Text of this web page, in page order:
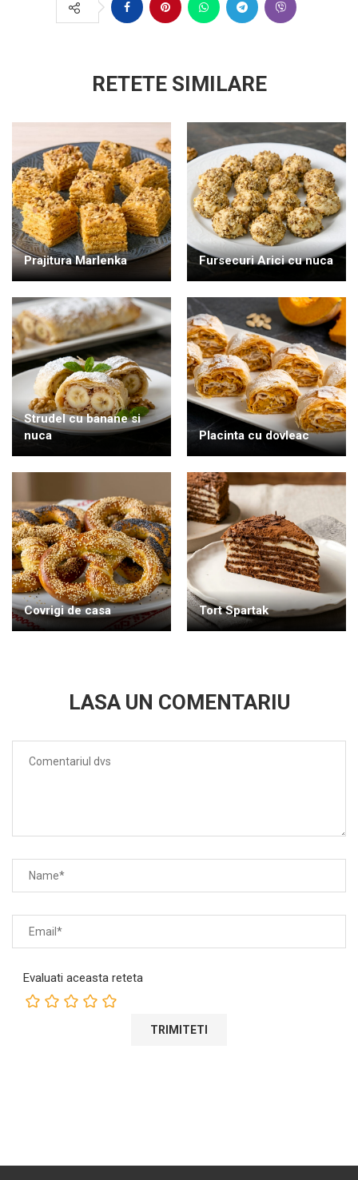
RETETE SIMILARE
Prajitura Marlenka Fursecuri Arici cu nuca
Strudel cu banane si
nuca
Placinta cu dovleac
Covrigi de casa Tort Spartak
LASA UN COMENTARIU
Evaluati aceasta reteta